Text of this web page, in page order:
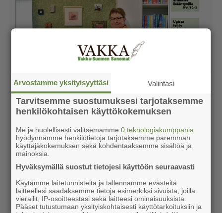
Arvostamme yksityisyyttäsi Valintasi
Tarvitsemme suostumuksesi tarjotaksemme
henkilökohtaisen käyttökokemuksen
Me ja huolellisesti valitsemamme0 teknologiakumppania
hyödynnämme henkilötietoja tarjotaksemme paremman
käyttäjäkokemuksen sekä kohdentaaksemme sisältöä ja
mainoksia.
Hyväksymällä suostut tietojesi käyttöön seuraavasti
Käytämme laitetunnisteita ja tallennamme evästeitä
laitteellesi saadaksemme tietoja esimerkiksi sivuista, joilla
vierailit, IP-osoitteestasi sekä laitteesi ominaisuuksista.
Pääset tutustumaan yksityiskohtaisesti käyttötarkoituksiin ja